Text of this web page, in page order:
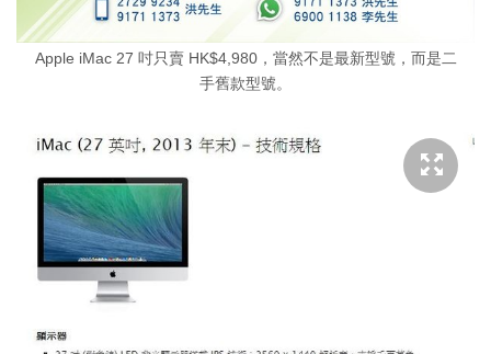
Apple iMac 27 吋只賣 HK$4,980，當然不是最新型號，而是二
手舊款型號。